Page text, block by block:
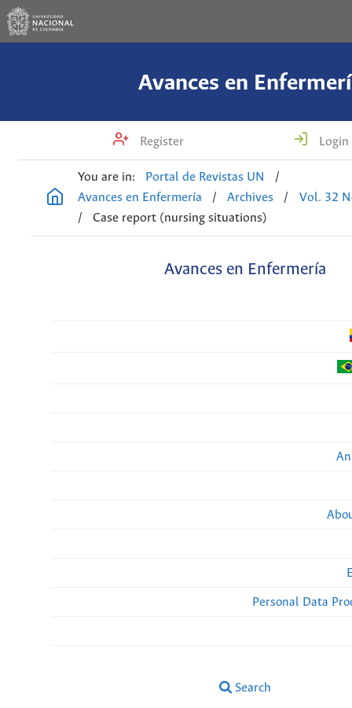
Avances en
Register Login
You are in: Portal de Revistas UN
/
Avances en Enfermería
/ Archives /
Vol. 32
/
Case report (nursing situations)
Avances en Enfermería
Personal Data
Search